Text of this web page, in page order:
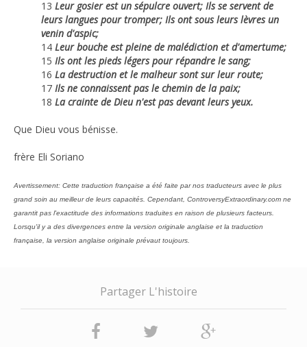
13 Leur gosier est un sépulcre ouvert; Ils se servent de
leurs langues pour tromper; Ils ont sous leurs lèvres un
venin d'aspic;
14 Leur bouche est pleine de malédiction et d'amertume;
15 Ils ont les pieds légers pour répandre le sang;
16 La destruction et le malheur sont sur leur route;
17 Ils ne connaissent pas le chemin de la paix;
18 La crainte de Dieu n'est pas devant leurs yeux.
Que Dieu vous bénisse.
frère Eli Soriano
Avertissement: Cette traduction française a été faite par nos traducteurs avec le plus
grand soin au meilleur de leurs capacités. Cependant, ControversyExtraordinary.com ne
garantit pas l'exactitude des informations traduites en raison de plusieurs facteurs.
Lorsqu'il y a des divergences entre la version originale anglaise et la traduction
française, la version anglaise originale prévaut toujours.
Partager L'histoire